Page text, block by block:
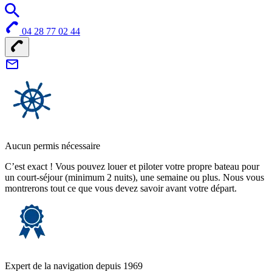
04 28 77 02 44
Aucun permis nécessaire
C’est exact ! Vous pouvez louer et piloter votre propre bateau pour
un court-séjour (minimum 2 nuits), une semaine ou plus. Nous vous
montrerons tout ce que vous devez savoir avant votre départ.
Expert de la navigation depuis 1969